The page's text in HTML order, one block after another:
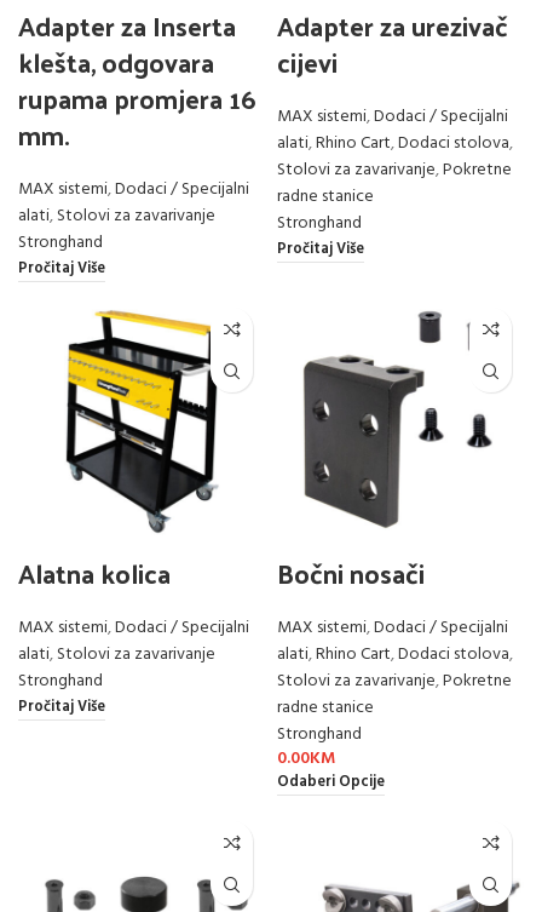
Adapter za Inserta
klešta, odgovara
rupama promjera 16
mm.
MAX sistemi,Dodaci / Specijalni
alati,Stolovi za zavarivanje
Stronghand
Pročitaj Više
Adapter za urezivač
cijevi
MAX sistemi,Dodaci / Specijalni
alati,Rhino Cart,Dodaci stolova,
Stolovi za zavarivanje,Pokretne
radne stanice
Stronghand
Pročitaj Više
Alatna kolica
MAX sistemi,Dodaci / Specijalni
alati,Stolovi za zavarivanje
Stronghand
Pročitaj Više
Bočni nosači
MAX sistemi,Dodaci / Specijalni
alati,Rhino Cart,Dodaci stolova,
Stolovi za zavarivanje,Pokretne
radne stanice
Stronghand
0.00KM
Odaberi Opcije